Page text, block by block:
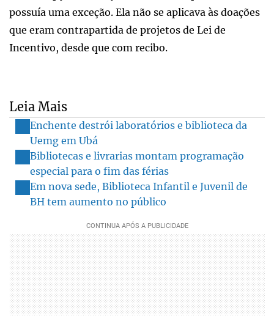
possuía uma exceção. Ela não se aplicava às doações
que eram contrapartida de projetos de Lei de
Incentivo, desde que com recibo.
Leia Mais
Enchente destrói laboratórios e biblioteca da
Uemg em Ubá
Bibliotecas e livrarias montam programação
especial para o fim das férias
Em nova sede, Biblioteca Infantil e Juvenil de
BH tem aumento no público